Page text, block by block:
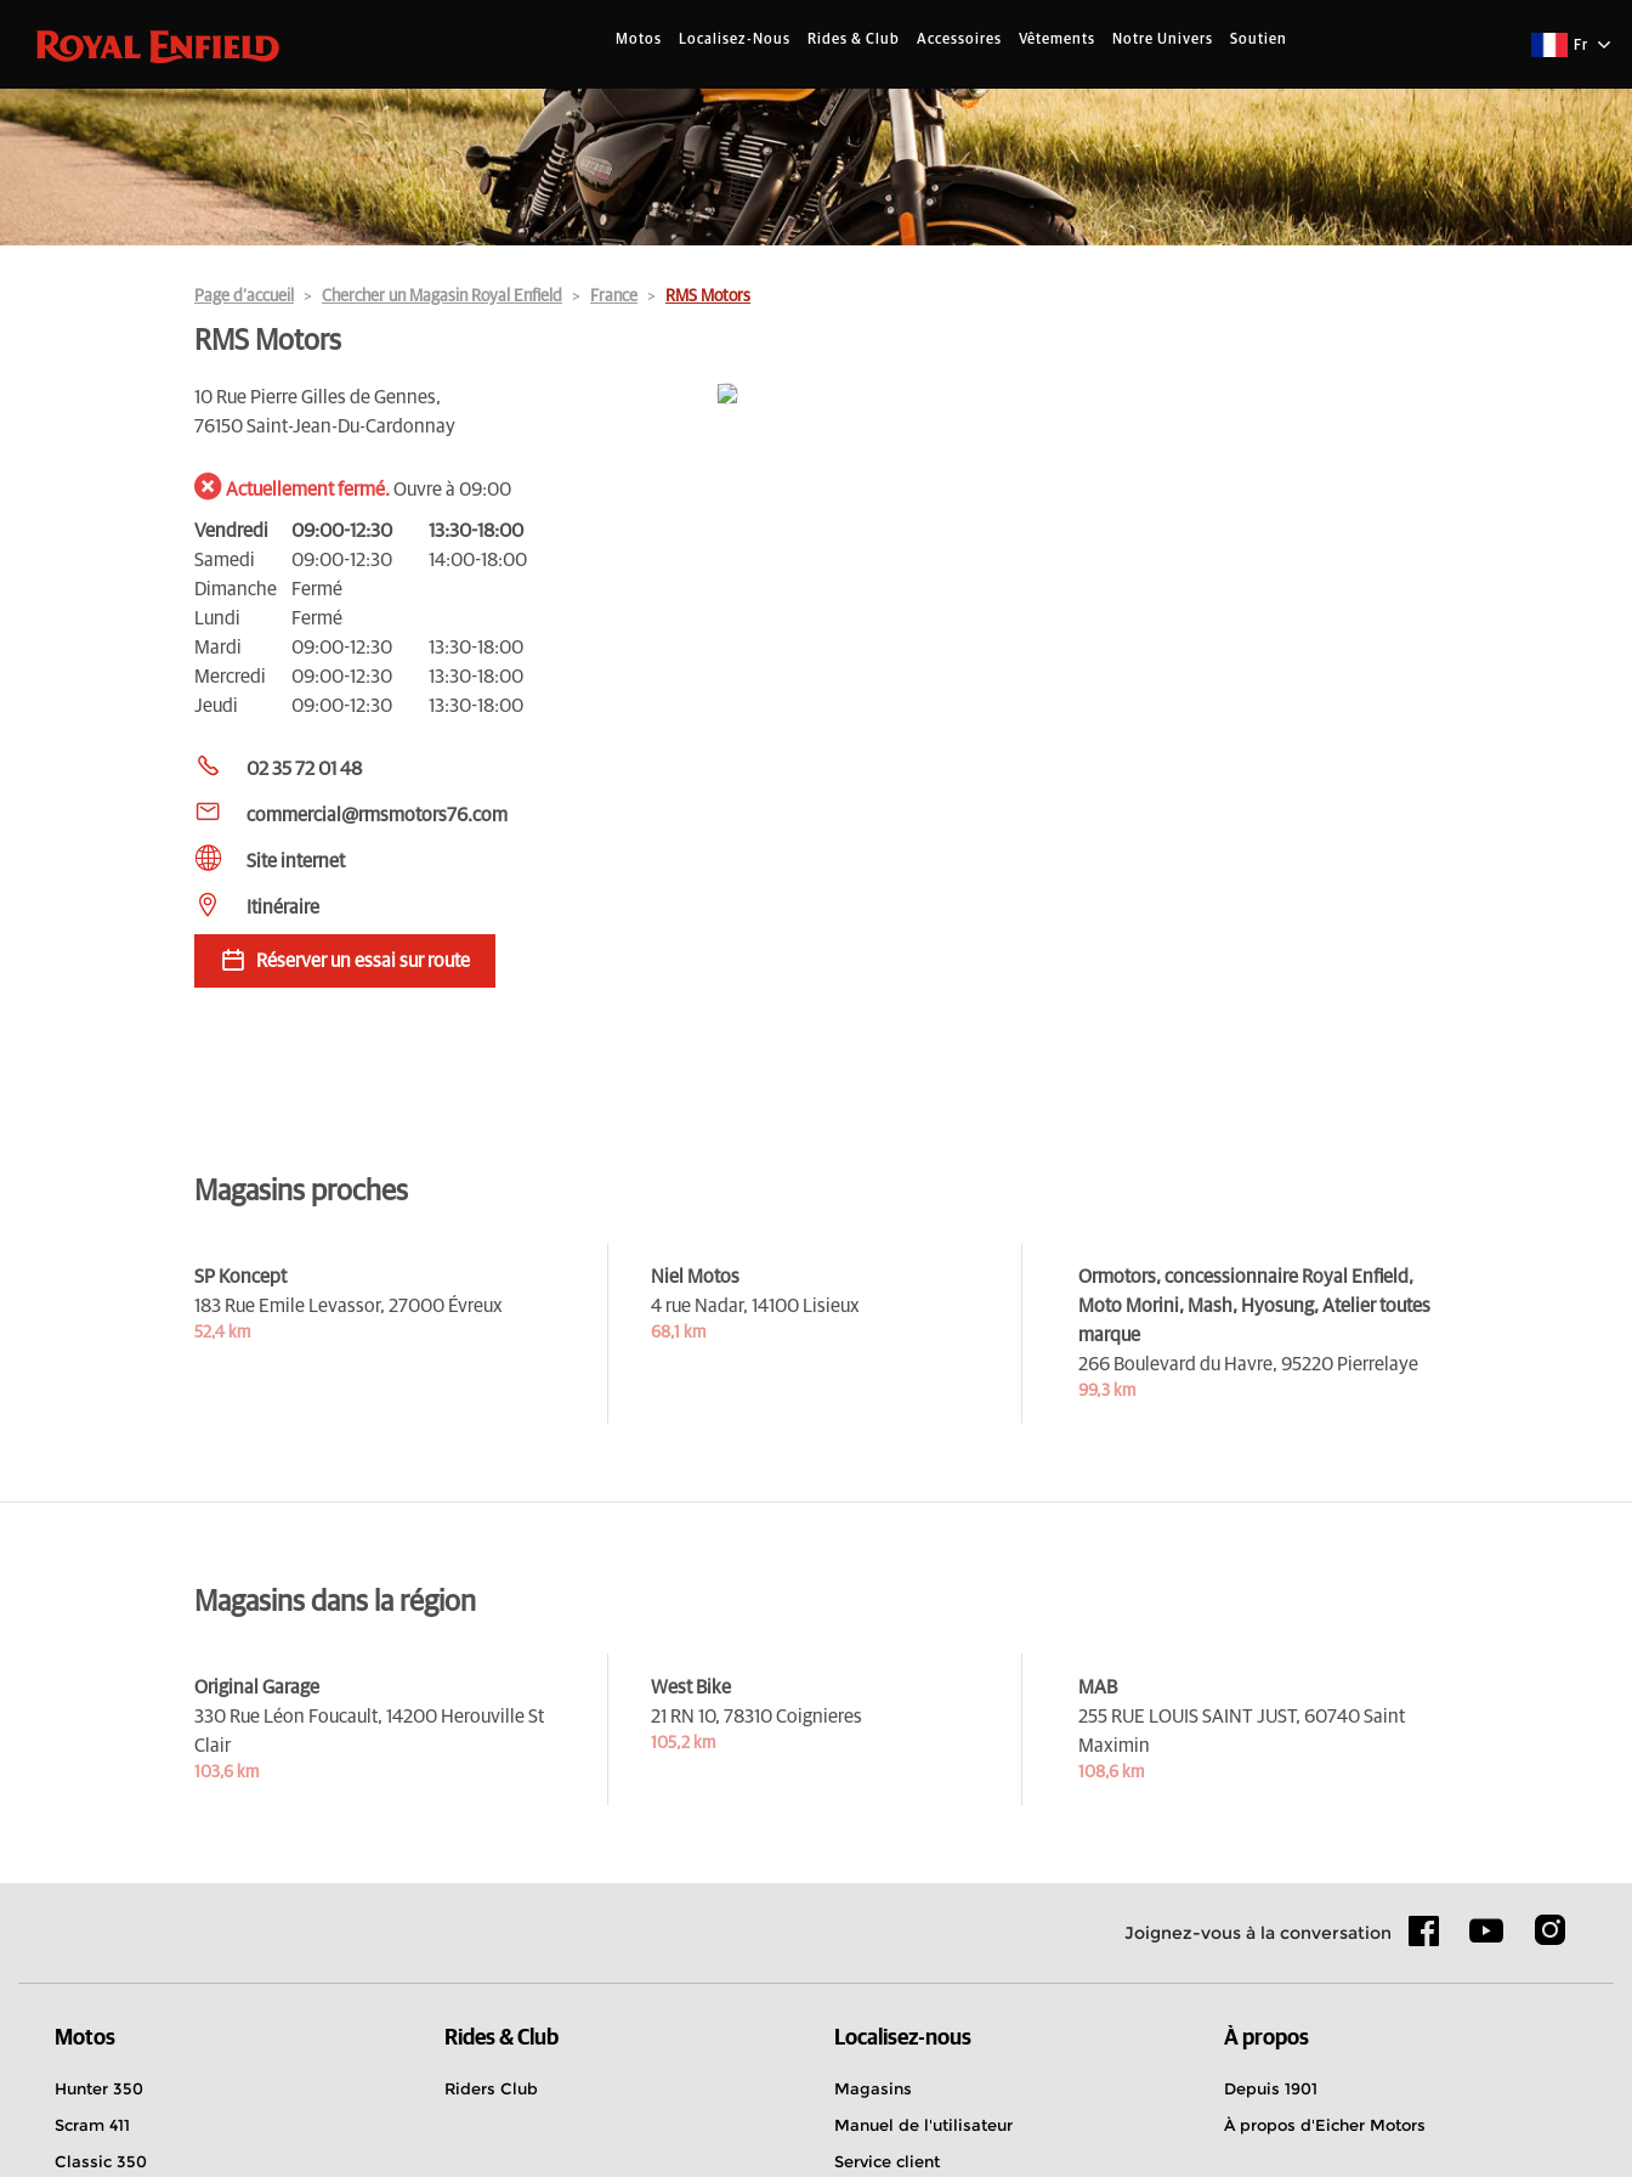
Motos Localisez-Nous Rides & Club Accessoires Vêtements Notre Univers Soutien Fr
Page d’accueil Chercher un Magasin Royal Enfield France RMS Motors
RMS Motors
10 Rue Pierre Gilles de Gennes,
76150 Saint-Jean-Du-Cardonnay
Actuellement fermé.Ouvre à 09:00
Vendredi 09:00-12:30
13:30-18:00
Samedi
09:00-12:30
14:00-18:00
Dimanche
Fermé
Lundi
Fermé
Mardi
09:00-12:30
13:30-18:00
Mercredi
09:00-12:30
13:30-18:00
Jeudi
09:00-12:30 13:30-18:00
02 35 72 01 48
commercial@rmsmotors76.com
Site internet
Itinéraire
Réserver un essai sur route
Magasins proches
SP Koncept
183 Rue Emile Levassor, 27000 Évreux
52,4 km
Niel Motos
4 rue Nadar, 14100 Lisieux
68,1 km
Ormotors, concessionnaire Royal Enfield,
Moto Morini, Mash, Hyosung, Atelier toutes
marque
266 Boulevard du Havre, 95220 Pierrelaye
99,3 km
Magasins dans la région
Original Garage
330 Rue Léon Foucault, 14200 Herouville St
Clair
103,6 km
West Bike
21 RN 10, 78310 Coignieres
105,2 km
MAB
255 RUE LOUIS SAINT JUST, 60740 Saint
Maximin
108,6 km
Joignez-vous à la conversation
Motos
Hunter 350
Scram 411
Classic 350
Rides & Club
Riders Club
Localisez-nous
Magasins
Manuel de l'utilisateur
Service client
À propos
Depuis 1901
À propos d'Eicher Motors